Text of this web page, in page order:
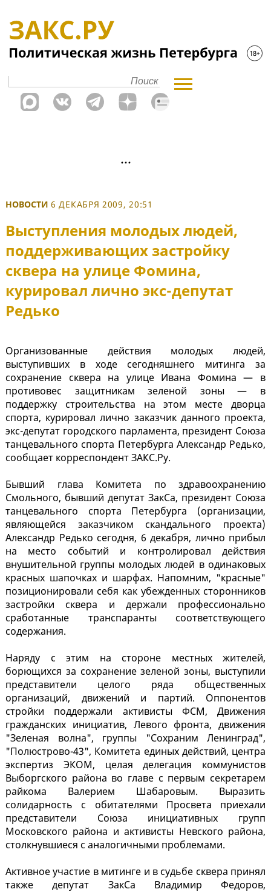
НОВОСТИ 6 ДЕКАБРЯ 2009, 20:51
Выступления молодых людей,
поддерживающих застройку
сквера на улице Фомина,
курировал лично экс-депутат
Редько
Организованные действия молодых людей,
выступивших в ходе сегодняшнего митинга за
сохранение сквера на улице Ивана Фомина — в
противовес защитникам зеленой зоны — в
поддержку строительства на этом месте дворца
спорта, курировал лично заказчик данного проекта,
экс-депутат городского парламента, президент Союза
танцевального спорта Петербурга Александр Редько,
сообщает корреспондент ЗАКС.Ру.
Бывший глава Комитета по здравоохранению
Смольного, бывший депутат ЗакСа, президент Союза
танцевального спорта Петербурга (организации,
являющейся заказчиком скандального проекта)
Александр Редько сегодня, 6 декабря, лично прибыл
на место событий и контролировал действия
внушительной группы молодых людей в одинаковых
красных шапочках и шарфах. Напомним, "красные"
позиционировали себя как убежденных сторонников
застройки сквера и держали профессионально
сработанные транспаранты соответствующего
содержания.
Наряду с этим на стороне местных жителей,
борющихся за сохранение зеленой зоны, выступили
представители целого ряда общественных
организаций, движений и партий. Оппонентов
стройки поддержали активисты ФСМ, Движения
гражданских инициатив, Левого фронта, движения
"Зеленая волна", группы "Сохраним Ленинград",
"Полюстрово-43", Комитета единых действий, центра
экспертиз ЭКОМ, целая делегация коммунистов
Выборгского района во главе с первым секретарем
райкома Валерием Шабаровым. Выразить
солидарность с обитателями Просвета приехали
представители Союза инициативных групп
Московского района и активисты Невского района,
столкнувшиеся с аналогичными проблемами.
Активное участие в митинге и в судьбе сквера принял
также депутат ЗакСа Владимир Федоров,